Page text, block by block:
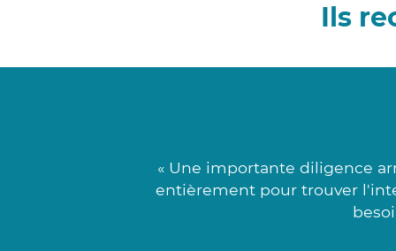
Ils
« Une importante diligence
entièrement pour trouver